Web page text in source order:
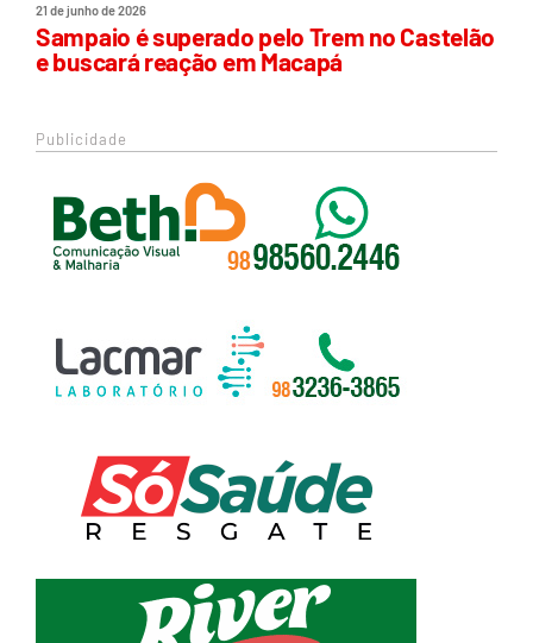
21 de junho de 2026
Sampaio é superado pelo Trem no Castelão
e buscará reação em Macapá
Publicidade